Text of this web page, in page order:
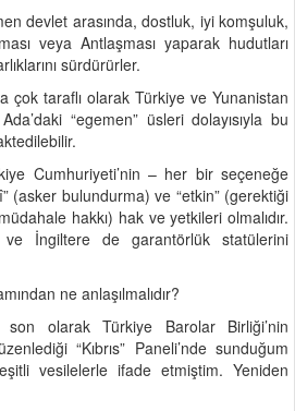
devlet arasında, dostluk, iyi komşuluk,
veya Antlaşması yaparak hudutları
sürdürürler.
çok taraflı olarak Türkiye ve Yunanistan
“egemen” üsleri dolayısıyla bu
Cumhuriyeti’nin – her bir seçeneğe
(asker bulundurma) ve “etkin” (gerektiği
hakkı) hak ve yetkileri olmalıdır.
İngiltere de garantörlük statülerini
ne anlaşılmalıdır?
son olarak Türkiye Barolar Birliği’nin
“Kıbrıs” Paneli’nde sunduğum
vesilelerle ifade etmiştim. Yeniden